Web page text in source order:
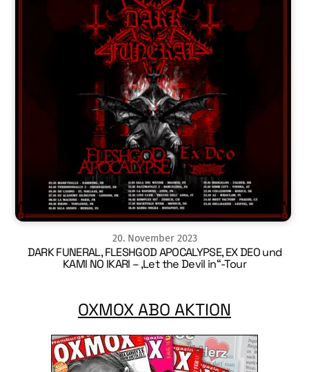
20. November 2023
DARK FUNERAL, FLESHGOD APOCALYPSE, EX DEO und
KAMI NO IKARI – ‚Let the Devil in“-Tour
OXMOX ABO AKTION